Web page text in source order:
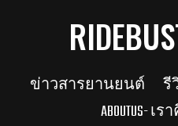
ข่าวสารยานยนต์ รี
ABOUTUS- เร